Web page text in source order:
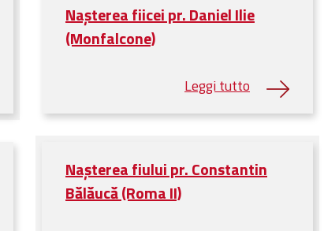
Nașterea fiicei pr. Daniel Ilie
(Monfalcone)
Nașterea fiului pr. Constantin
Bălăucă (Roma II)